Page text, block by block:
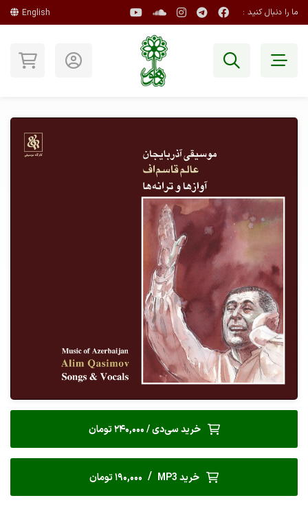
ما را دنبال کنید : English
خرید سی‌دی / 240,000 تومان
خرید MP3 / 190,000 تومان